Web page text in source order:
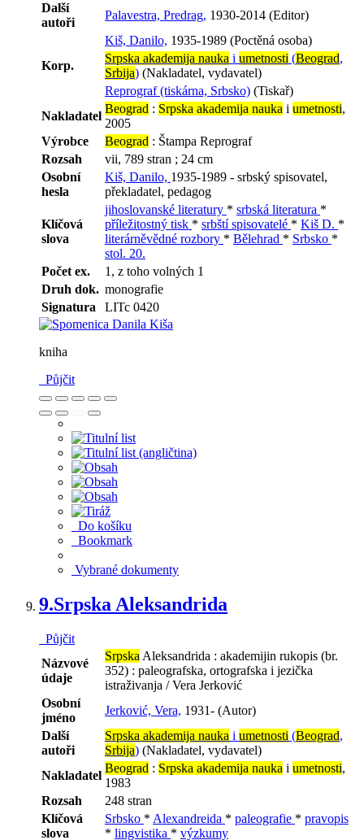
Další
autoři
Palavestra, Predrag, 1930-2014 (Editor)
Kiš, Danilo, 1935-1989 (Poctěná osoba)
Korp.
Srpska akademija nauka i umetnosti (Beograd,
Srbija) (Nakladatel, vydavatel)
Reprograf (tiskárna, Srbsko) (Tiskař)
Nakladatel
Beograd : Srpska akademija nauka i umetnosti,
2005
Výrobce
Beograd : Štampa Reprograf
Rozsah
vii, 789 stran ; 24 cm
Osobní
hesla
Kiš, Danilo, 1935-1989 - srbský spisovatel,
překladatel, pedagog
Klíčová
slova
jihoslovanské literatury * srbská literatura *
příležitostný tisk * srbští spisovatelé * Kiš D. *
literárněvědné rozbory * Bělehrad * Srbsko *
stol. 20.
Počet ex.
1, z toho volných 1
Druh dok. monografie
Signatura
LITc 0420
kniha
Půjčit
Do košíku
Bookmark
Vybrané dokumenty
9.Srpska Aleksandrida
Půjčit
Názvové
údaje
Srpska Aleksandrida : akademijin rukopis (br.
352) : paleografska, ortografska i jezička
istraživanja / Vera Jerković
Osobní
jméno
Jerković, Vera, 1931- (Autor)
Další
autoři
Srpska akademija nauka i umetnosti (Beograd,
Srbija) (Nakladatel, vydavatel)
Nakladatel
Beograd : Srpska akademija nauka i umetnosti,
1983
Rozsah
248 stran
Klíčová
slova
Srbsko * Alexandreida * paleografie * pravopis
* lingvistika * výzkumy